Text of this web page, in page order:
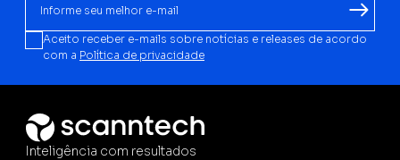
Aceito receber e-mails sobre notícias e releases de acordo
com a Política de privacidade
Inteligência com resultados